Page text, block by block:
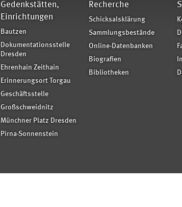
Gedenkstätten,
Einrichtungen
Bautzen
Dokumentationsstelle
Dresden
Ehrenhain Zeithain
Erinnerungsort Torgau
Geschäftsstelle
Großschweidnitz
Münchner Platz Dresden
Pirna-Sonnenstein
Recherche
Schicksalsklärung
Sammlungsbestände
Online-Datenbanken
Biografien
Bibliotheken